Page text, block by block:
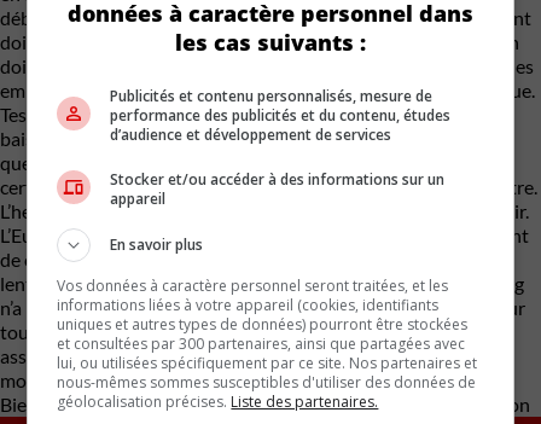
débarrasser de son réseau de concessionnaires. Ceux qui restent
doivent dépenser une fortune pour passer à l’ère électrique. On
doit aussi complètement repenser l’embauche d’employés, car les
employés actuels n’ont pas été formés à la technologie électrique.
Tesla a déjà passé toutes ces étapes et continue de foncer tête
baissée pendant que le reste de l’industrie se pose encore des
questions. Les changements nécessaires sont brutaux et si
certains hésitent trop longtemps, ils vont simplement disparaître.
L’heure n’est plus à se poser des questions, c’est le moment d’agir.
L’Europe hésite, le navire américain est énorme et le changement
de cap demande du temps et la démocratie est extrêmement
lente pour de telles décisions. Le parti communiste de Xi Jinping
n’a pas ce problème et la Chine est en train de mettre la main sur
toutes les ressources et les technologies. Même Ford s’est
associée à la chinoise CATL pour réduire le coût de ses futurs
modèles électriques.
Bien hâte de voir dans 10 ans qui aura survécu à cette révolution
données à caractère personnel dans
les cas suivants :
Publicités et contenu personnalisés, mesure de
performance des publicités et du contenu, études
d’audience et développement de services
Stocker et/ou accéder à des informations sur un
appareil
En savoir plus
Vos données à caractère personnel seront traitées, et les
informations liées à votre appareil (cookies, identifiants
uniques et autres types de données) pourront être stockées
et consultées par 300 partenaires, ainsi que partagées avec
lui, ou utilisées spécifiquement par ce site. Nos partenaires et
nous-mêmes sommes susceptibles d'utiliser des données de
géolocalisation précises. Liste des partenaires.